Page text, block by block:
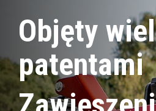
Objęty
patentami